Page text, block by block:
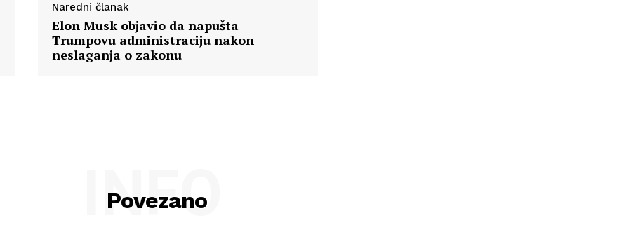
Naredni članak
Elon Musk objavio da napušta
Trumpovu administraciju nakon
neslaganja o zakonu
Povezano
INFO